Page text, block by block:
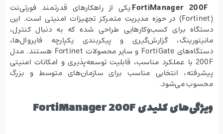
یکی از راهکارهای قدرتمند فورتی‌نت
(Fortinet) در حوزه مدیریت متمرکز تجهیزات امنیتی است. این
دستگاه برای کسب‌وکارهایی طراحی شده که به دنبال کنترل،
مانیتورینگ، گزارش‌گیری و پیکربندی یکپارچه فایروال‌ها،
دستگاه‌های FortiGate و سایر محصولات Fortinet هستند. مدل
200F با عملکرد مناسب، قابلیت توسعه‌پذیری و امکانات امنیتی
پیشرفته، انتخابی مناسب برای سازمان‌های متوسط و بزرگ
محسوب می‌شود.
ویژگی‌های کلیدی FortiManager 200F